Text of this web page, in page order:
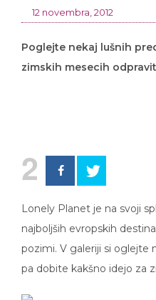
12 novembra, 2012
Poglejte nekaj lušnih
zimskih mesecih
2
Lonely Planet je na svoji
najboljših evropskih
pozimi. V galeriji si oglejte
pa dobite kakšno idejo za